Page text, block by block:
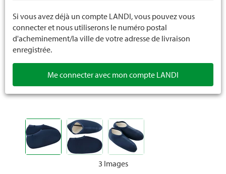
3 Images
Clogs
Chaussons
Accessoires pour chaussures
Si vous avez déjà un compte LANDI, vous pouvez vous
connecter et nous utiliserons le numéro postal
d'acheminement/la ville de votre adresse de livraison
enregistrée.
Me connecter avec mon compte LANDI